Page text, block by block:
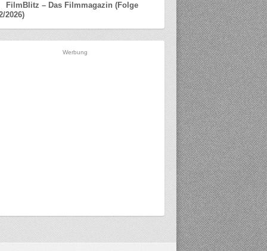
FilmBlitz – Das Filmmagazin (Folge
2026)
Werbung